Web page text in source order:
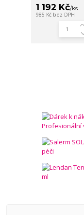
1 192 Kč/ks
985 Kč bez DPH